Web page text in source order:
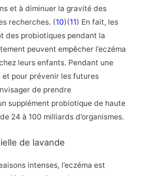
et à diminuer la gravité des
recherches. (10)(11) En fait, les
des probiotiques pendant la
peuvent empêcher l’eczéma
leurs enfants. Pendant une
et pour prévenir les futures
de prendre
supplément probiotique de haute
24 à 100 milliards d’organismes.
de lavande
intenses, l’eczéma est